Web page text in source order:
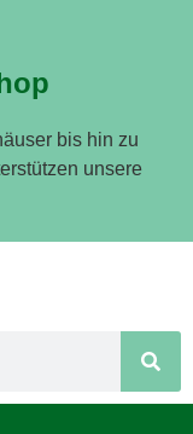
bis hin zu
unsere